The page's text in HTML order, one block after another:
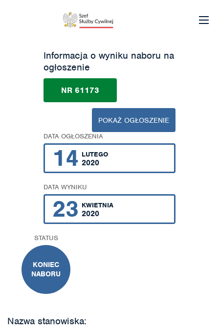
Informacja o wyniku naboru na
ogłoszenie
NR 61173
POKAŻ OGŁOSZENIE
DATA OGŁOSZENIA
14 LUTEGO
2020
DATA WYNIKU
23 KWIETNIA
2020
STATUS
KONIEC
NABORU
Nazwa stanowiska: